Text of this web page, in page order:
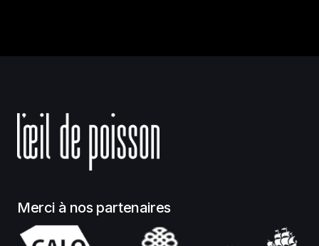
Merci à nos partenaires